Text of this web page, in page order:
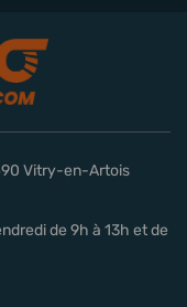
Vitry-en-Artois
de 9h à 13h et de